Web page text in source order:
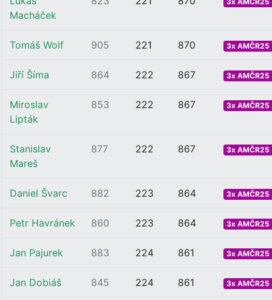
Macháček
Tomáš Wolf 905 221 870 3x AMČR25
Jiří Šíma 864 222 867 3x AMČR25
Miroslav
Lipták
853 222 867 3x AMČR25
Stanislav
Mareš
877 222 867 3x AMČR25
Daniel Švarc 882 223 864 3x AMČR25
Petr Havránek 860 223 864 3x AMČR25
Jan Pajurek 883 224 861 3x AMČR25
Jan Dobiáš 845 224 861 3x AMČR25